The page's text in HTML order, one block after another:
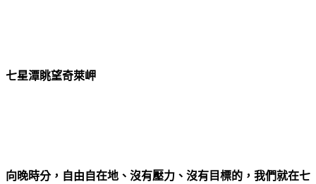
七星潭眺望奇萊岬
向晚時分，自由自在地、沒有壓力、沒有目標的，我們就在七